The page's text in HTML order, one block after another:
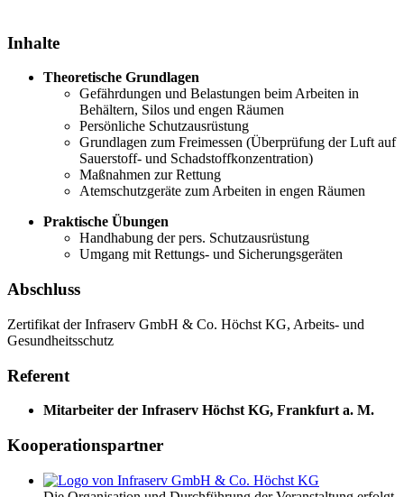
Inhalte
Theoretische Grundlagen
Gefährdungen und Belastungen beim Arbeiten in
Behältern, Silos und engen Räumen
Persönliche Schutzausrüstung
Grundlagen zum Freimessen (Überprüfung der Luft auf
Sauerstoff- und Schadstoffkonzentration)
Maßnahmen zur Rettung
Atemschutzgeräte zum Arbeiten in engen Räumen
Praktische Übungen
Handhabung der pers. Schutzausrüstung
Umgang mit Rettungs- und Sicherungsgeräten
Abschluss
Zertifikat der Infraserv GmbH & Co. Höchst KG, Arbeits- und
Gesundheitsschutz
Referent
Mitarbeiter der Infraserv Höchst KG, Frankfurt a. M.
Kooperationspartner